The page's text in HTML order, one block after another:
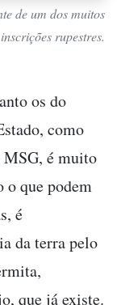
de um dos muitos
rupestres.
os do
como
MSG, é muito
o que podem
é
da terra pelo
que já existe.